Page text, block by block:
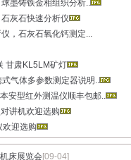
墨铸铁金相组织分析..
灰石快速分析仪
，石灰石氧化钙测定...
甘肃KL5LM矿灯
气体多参数测定器说明..
安型红外测温仪顺丰包邮..
讲机欢迎选购
迎选购
床展览会[09-04]